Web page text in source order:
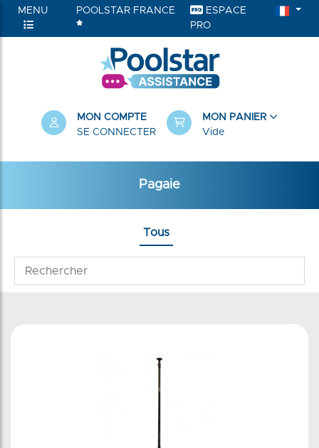
MENU POOLSTAR FRANCE
ESPACE
PRO
MON COMPTE
SE CONNECTER
MON PANIER
Vide
Pagaie
Tous